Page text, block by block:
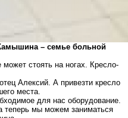
– семье больной
может стоять на ногах. Кресло-
Алексий. А привезти кресло
места.
для нас оборудование.
теперь мы можем заниматься